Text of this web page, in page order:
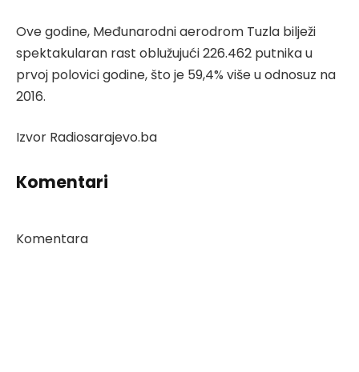
Ove godine, Međunarodni aerodrom Tuzla bilježi
spektakularan rast oblužujući 226.462 putnika u
prvoj polovici godine, što je 59,4% više u odnosuz na
2016.
Izvor Radiosarajevo.ba
Komentari
Komentara